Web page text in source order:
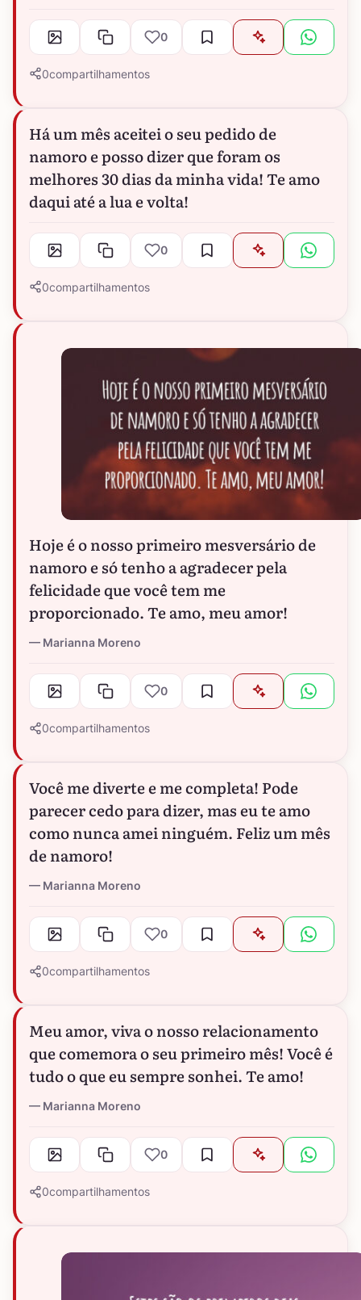
0
0compartilhamentos
Há um mês aceitei o seu pedido de
namoro e posso dizer que foram os
melhores 30 dias da minha vida! Te amo
daqui até a lua e volta!
0
0compartilhamentos
Hoje é o nosso primeiro mesversário de
namoro e só tenho a agradecer pela
felicidade que você tem me
proporcionado. Te amo, meu amor!
Marianna Moreno
0
0compartilhamentos
Você me diverte e me completa! Pode
parecer cedo para dizer, mas eu te amo
como nunca amei ninguém. Feliz um mês
de namoro!
Marianna Moreno
0
0compartilhamentos
Meu amor, viva o nosso relacionamento
que comemora o seu primeiro mês! Você é
tudo o que eu sempre sonhei. Te amo!
Marianna Moreno
0
0compartilhamentos